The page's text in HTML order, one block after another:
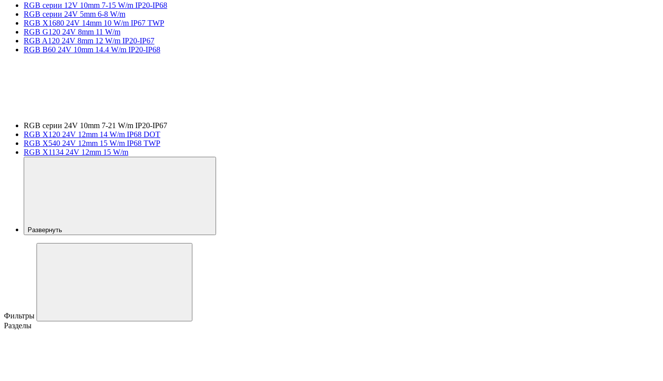
RGB серии 12V 10mm 7-15 W/m IP20-IP68
RGB серии 24V 5mm 6-8 W/m
RGB X1680 24V 14mm 10 W/m IP67 TWP
RGB G120 24V 8mm 11 W/m
RGB A120 24V 8mm 12 W/m IP20-IP67
RGB B60 24V 10mm 14.4 W/m IP20-IP68
RGB серии 24V 10mm 7-21 W/m IP20-IP67
RGB X120 24V 12mm 14 W/m IP68 DOT
RGB X540 24V 12mm 15 W/m IP68 TWP
RGB X1134 24V 12mm 15 W/m
Развернуть
Фильтры
Разделы